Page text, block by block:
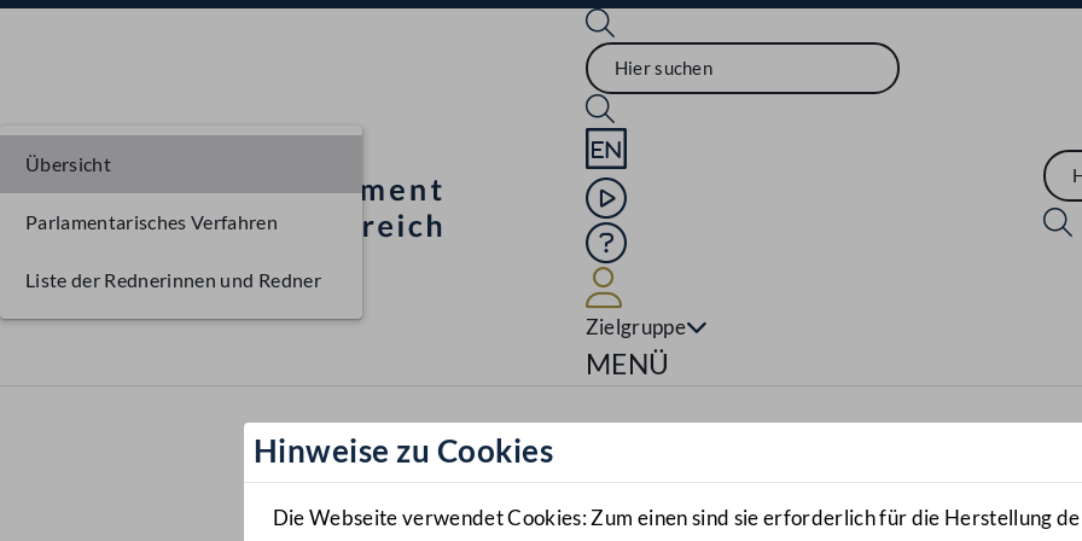
Sprache English
Mediathek
Hilfe
Zielgruppe
Navigationsmenü öffnen
MENÜ
Hinweise zu Cookies
Die Webseite verwendet Cookies: Zum einen sind sie erforderlich für die Herstellung
Übersicht
Parlamentarisches Verfahren
Liste der Rednerinnen und Redner